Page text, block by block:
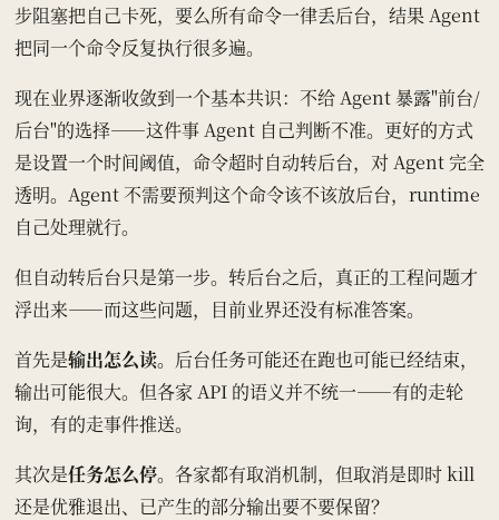
步阻塞把自己卡死，要么所有命令一律丢后台，结果 Agent
把同一个命令反复执行很多遍。
现在业界逐渐收敛到一个基本共识：不给 Agent 暴露"前台/
后台"的选择——这件事 Agent 自己判断不准。更好的方式
是设置一个时间阈值，命令超时自动转后台，对 Agent 完全
透明。Agent 不需要预判这个命令该不该放后台，runtime
自己处理就行。
但自动转后台只是第一步。转后台之后，真正的工程问题才
浮出来——而这些问题，目前业界还没有标准答案。
首先是输出怎么读。后台任务可能还在跑也可能已经结束，
输出可能很大。但各家 API 的语义并不统一——有的走轮
询，有的走事件推送。
其次是任务怎么停。各家都有取消机制，但取消是即时 kill
还是优雅退出、已产生的部分输出要不要保留？